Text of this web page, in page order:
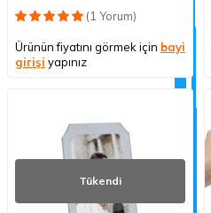
(1 Yorum)
Ürünün fiyatını görmek için bayi
girişi yapınız
Tükendi